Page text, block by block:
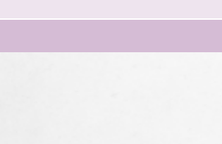
から ご経験がある学び直しの方など 多様な背
ではなく 「お家で1人で一から花材資材を選び